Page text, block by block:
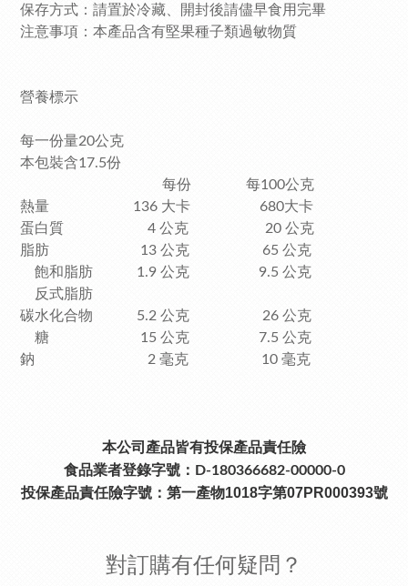
保存方式：請置於冷藏、開封後請儘早食用完畢
注意事項：本產品含有堅果種子類過敏物質
營養標示
每一份量20公克
本包裝含17.5份
每份 每100公克
熱量 136 大卡 680大卡
蛋白質 4 公克 20 公克
脂肪 13 公克 65 公克
飽和脂肪 1.9 公克 9.5 公克
反式脂肪
碳水化合物 5.2 公克 26 公克
糖 15 公克 7.5 公克
鈉 2 毫克 10 毫克
本公司產品皆有投保產品責任險
食品業者登錄字號：D-180366682-00000-0
投保產品責任險字號： 第一產物1018字第07PR000393號
對訂購有任何疑問？